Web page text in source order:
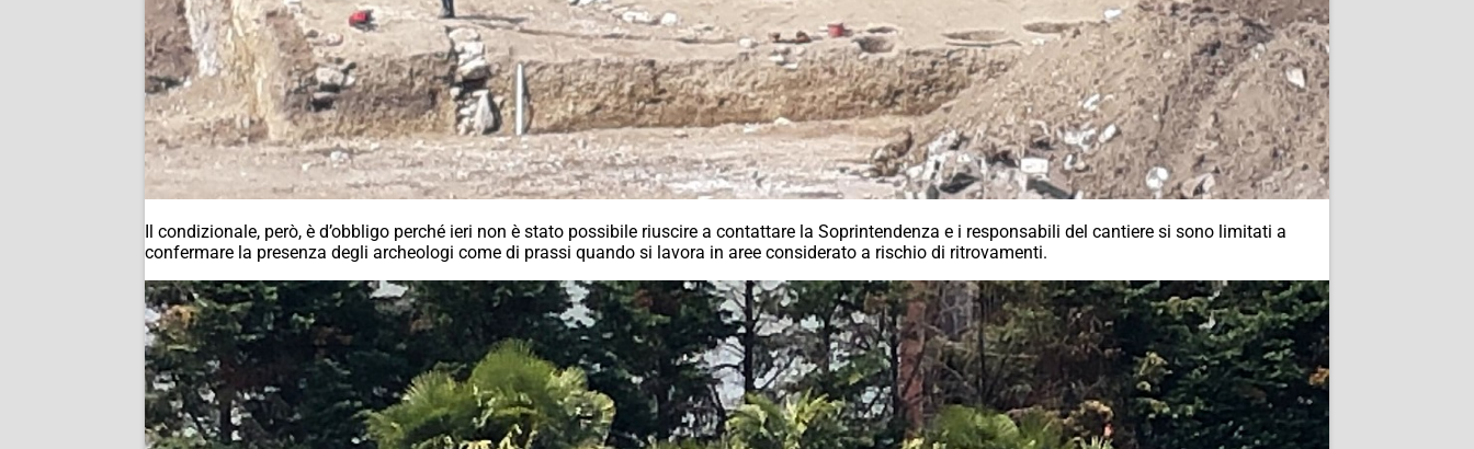
Il condizionale, però, è d’obbligo perché ieri non è stato possibile riuscire a contattare la Soprintendenza e i responsabili del cantiere si sono limitati a
confermare la presenza degli archeologi come di prassi quando si lavora in aree considerato a rischio di ritrovamenti.